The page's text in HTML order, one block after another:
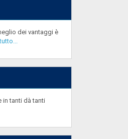
dei vantaggi è
in tanti dà tanti